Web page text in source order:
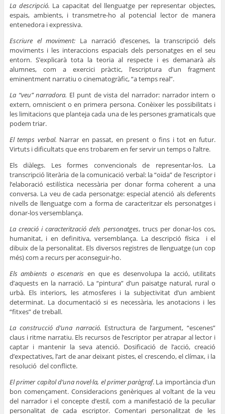
La descripció. La capacitat del llenguatge per representar objectes,
espais, ambients, i transmetre-ho al potencial lector de manera
entenedora i expressiva.
Escriure el moviment: La narració d’escenes, la transcripció dels
moviments i les interaccions espacials dels personatges en el seu
entorn. S’explicarà tota la teoria al respecte i es demanarà als
alumnes, com a exercici pràctic, l’escriptura d’un fragment
eminentment narratiu o cinematogràfic, “a temps real”.
La “veu” narradora. El punt de vista del narrador: narrador intern o
extern, omniscient o en primera persona. Conèixer les possibilitats i
les limitacions que planteja cada una de les persones gramaticals que
podem triar.
El temps verbal. Narrar en passat, en present o fins i tot en futur.
Virtuts i dificultats que ens trobarem en fer servir un temps o l’altre.
Els diàlegs. Les formes convencionals de representar-los. La
transcripció literària de la comunicació verbal: la “oïda” de l’escriptor i
l’elaboració estilística necessària per donar forma coherent a una
conversa. La veu de cada personatge: especial atenció als deferents
nivells de llenguatge com a forma de caracteritzar els personatges i
donar-los versemblança.
La creació i caracterització dels personatges, trucs per donar-los cos,
humanitat, i en definitiva, versemblança. La descripció física i el
dibuix de la personalitat. Els diversos registres de llenguatge (un cop
més) com a recurs per aconseguir-ho.
Els ambients o escenaris en que es desenvolupa la acció, utilitats
d’aquests en la narració. La “pintura” d’un paisatge natural, rural o
urbà. Els interiors, les atmosferes i la subjectivitat d’un ambient
determinat. La documentació si es necessària, les anotacions i les
“fitxes” de treball.
La construcció d’una narració. Estructura de l’argument, “escenes”
claus i ritme narratiu. Els recursos de l’escriptor per atrapar al lector i
captar i mantenir la seva atenció. Dosificació de l’acció, creació
d’expectatives, l’art de anar deixant pistes, el crescendo, el clímax, i la
resolució del conflicte.
El primer capítol d’una novel·la, el primer paràgraf. La importància d’un
bon començament. Consideracions genèriques al voltant de la veu
del narrador i el concepte d’estil, com a manifestació de la peculiar
personalitat de cada escriptor. Comentari personalitzat de les